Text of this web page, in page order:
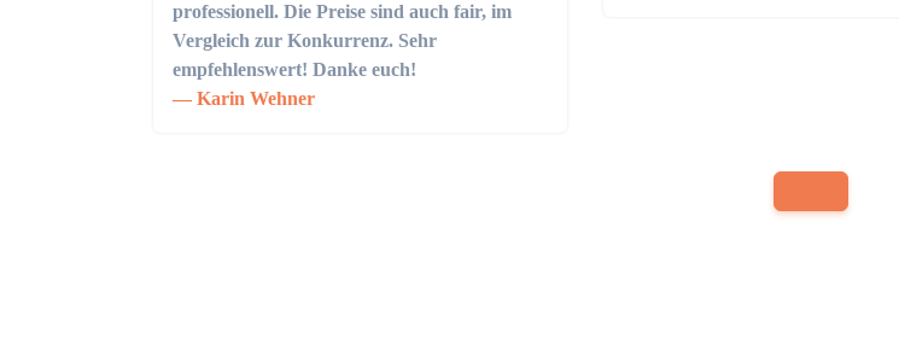
professionell. Die Preise sind auch fair, im
Vergleich zur Konkurrenz. Sehr
empfehlenswert! Danke euch!
Karin Wehner